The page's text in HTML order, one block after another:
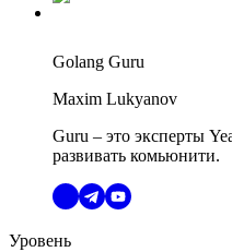
Golang Guru
Maxim Lukyanov
Guru – это эксперты
развивать комьюнити.
Уровень